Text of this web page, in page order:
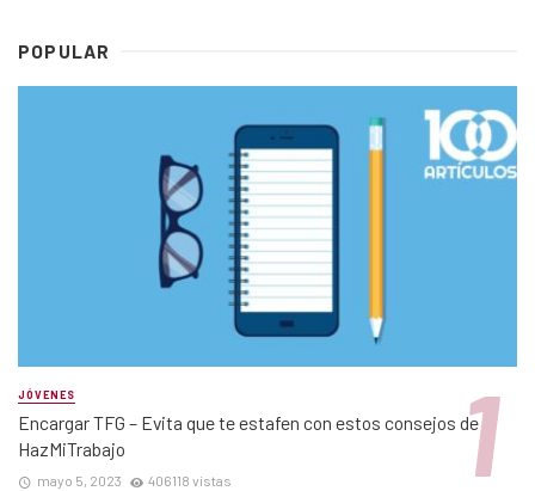
POPULAR
JÓVENES
Encargar TFG – Evita que te estafen con estos consejos de
HazMiTrabajo
mayo 5, 2023 406118 vistas